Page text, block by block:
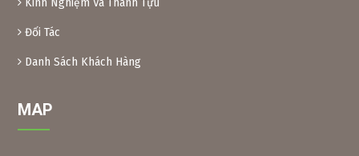
dishwashing liquid before spraying. Spray 2 tanks of
grind them into powder, then soak them in water to create
Đối Tác
Danh Sách Khách Hàng
MAP